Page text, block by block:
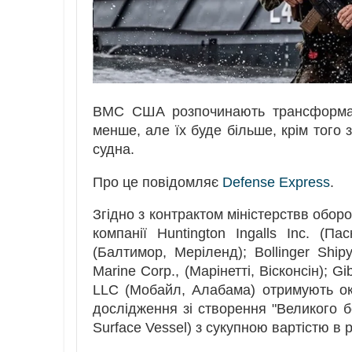
ВМС США розпочинають
менше, але їх буде більше, крім того
судна.
Про це повідомляє Defense Express.
Згідно з контрактом міністерствв
компанії Huntington Ingalls Inc.
(Балтимор, Меріленд); Bollinger
Marine Corp., (Марінетті, Вісконсін);
LLC (Мобайл, Алабама) отримують
дослідження зі створення "Великого
Surface Vessel) з сукупною вартістю в